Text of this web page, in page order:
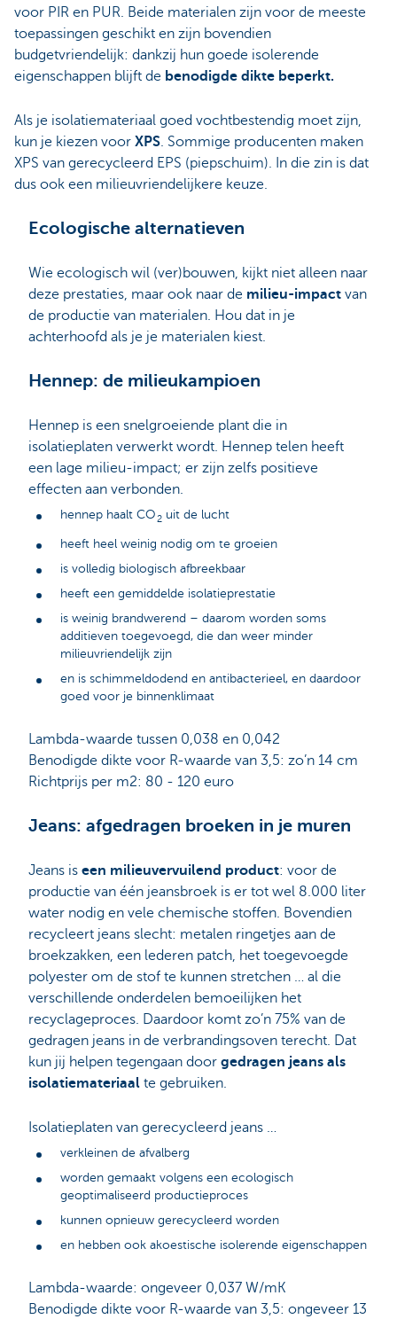
voor PIR en PUR. Beide materialen zijn voor de meeste
toepassingen geschikt en zijn bovendien
budgetvriendelijk: dankzij hun goede isolerende
eigenschappen blijft de benodigde dikte beperkt.
Als je isolatiemateriaal goed vochtbestendig moet zijn,
kun je kiezen voor XPS. Sommige producenten maken
XPS van gerecycleerd EPS (piepschuim). In die zin is dat
dus ook een milieuvriendelijkere keuze.
Ecologische alternatieven
Wie ecologisch wil (ver)bouwen, kijkt niet alleen naar
deze prestaties, maar ook naar de milieu-impact van
de productie van materialen. Hou dat in je
achterhoofd als je je materialen kiest.
Hennep: de milieukampioen
Hennep is een snelgroeiende plant die in
isolatieplaten verwerkt wordt. Hennep telen heeft
een lage milieu-impact; er zijn zelfs positieve
effecten aan verbonden.
hennep haalt CO2 uit de lucht
heeft heel weinig nodig om te groeien
is volledig biologisch afbreekbaar
heeft een gemiddelde isolatieprestatie
is weinig brandwerend – daarom worden soms
additieven toegevoegd, die dan weer minder
milieuvriendelijk zijn
en is schimmeldodend en antibacterieel, en daardoor
goed voor je binnenklimaat
Lambda-waarde tussen 0,038 en 0,042
Benodigde dikte voor R-waarde van 3,5: zo’n 14 cm
Richtprijs per m2: 80 - 120 euro
Jeans: afgedragen broeken in je muren
Jeans is een milieuvervuilend product: voor de
productie van één jeansbroek is er tot wel 8.000 liter
water nodig en vele chemische stoffen. Bovendien
recycleert jeans slecht: metalen ringetjes aan de
broekzakken, een lederen patch, het toegevoegde
polyester om de stof te kunnen stretchen … al die
verschillende onderdelen bemoeilijken het
recyclageproces. Daardoor komt zo’n 75% van de
gedragen jeans in de verbrandingsoven terecht. Dat
kun jij helpen tegengaan door gedragen jeans als
isolatiemateriaal te gebruiken.
Isolatieplaten van gerecycleerd jeans …
verkleinen de afvalberg
worden gemaakt volgens een ecologisch
geoptimaliseerd productieproces
kunnen opnieuw gerecycleerd worden
en hebben ook akoestische isolerende eigenschappen
Lambda-waarde: ongeveer 0,037 W/mK
Benodigde dikte voor R-waarde van 3,5: ongeveer 13